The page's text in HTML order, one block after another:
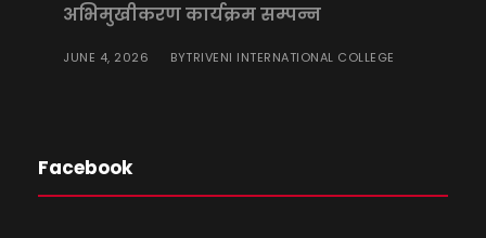
अभिमुखीकरण कार्यक्रम सम्पन्न
JUNE 4, 2026 BYTRIVENI INTERNATIONAL COLLEGE
Facebook